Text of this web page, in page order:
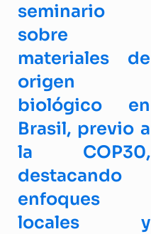
seminario
sobre
materiales de
origen
biológico en
Brasil, previo a
la COP30,
destacando
enfoques
locales y